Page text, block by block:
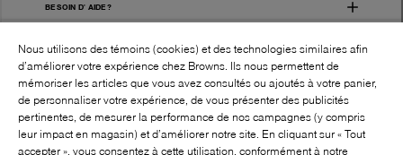
BESOIN D' AIDE?
SUIVEZ-NOUS!:
Nous utilisons des témoins (cookies) et des technologies similaires afin
d’améliorer votre expérience chez Browns. Ils nous permettent de
mémoriser les articles que vous avez consultés ou ajoutés à votre panier,
de personnaliser votre expérience, de vous présenter des publicités
pertinentes, de mesurer la performance de nos campagnes (y compris
leur impact en magasin) et d’améliorer notre site. En cliquant sur « Tout
accepter », vous consentez à cette utilisation, conformément à notre